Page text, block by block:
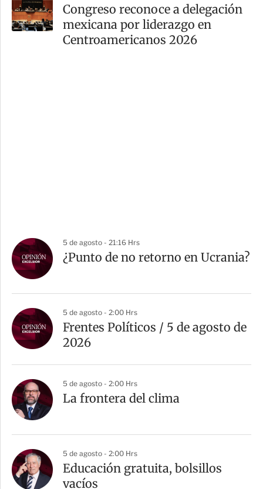
Congreso reconoce a delegación
mexicana por liderazgo en
Centroamericanos 2026
5 de agosto - 21:16 Hrs
¿Punto de no retorno en Ucrania?
5 de agosto - 2:00 Hrs
Frentes Políticos / 5 de agosto de
2026
5 de agosto - 2:00 Hrs
La frontera del clima
5 de agosto - 2:00 Hrs
Educación gratuita, bolsillos
vacíos